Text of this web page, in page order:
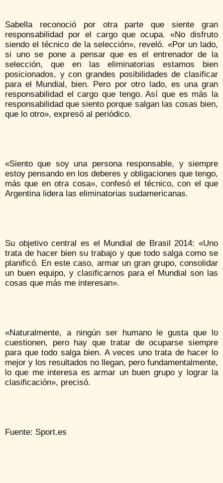
Sabella reconoció por otra parte que siente gran
responsabilidad por el cargo que ocupa. «No disfruto
siendo el técnico de la selección», reveló. «Por un lado,
si uno se pone a pensar que es el entrenador de la
selección, que en las eliminatorias estamos bien
posicionados, y con grandes posibilidades de clasificar
para el Mundial, bien. Pero por otro lado, es una gran
responsabilidad el cargo que tengo. Así que es más la
responsabilidad que siento porque salgan las cosas bien,
que lo otro», expresó al periódico.
«Siento que soy una persona responsable, y siempre
estoy pensando en los deberes y obligaciones que tengo,
más que en otra cosa», confesó el técnico, con el que
Argentina lidera las eliminatorias sudamericanas.
Su objetivo central es el Mundial de Brasil 2014: «Uno
trata de hacer bien su trabajo y que todo salga como se
planificó. En este caso, armar un gran grupo, consolidar
un buen equipo, y clasificarnos para el Mundial son las
cosas que más me interesan».
«Naturalmente, a ningún ser humano le gusta que lo
cuestionen, pero hay que tratar de ocuparse siempre
para que todo salga bien. A veces uno trata de hacer lo
mejor y los resultados no llegan, pero fundamentalmente,
lo que me interesa es armar un buen grupo y lograr la
clasificación», precisó.
Fuente: Sport.es